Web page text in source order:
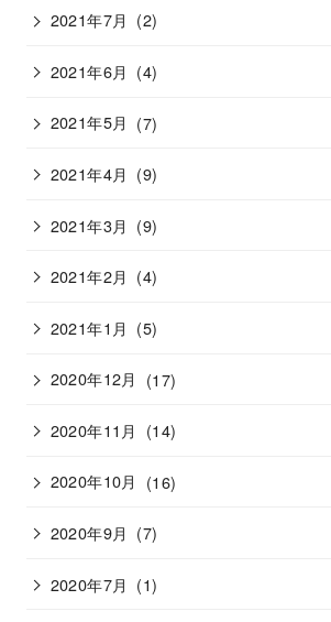
2021年7月 (2)
2021年6月 (4)
2021年5月 (7)
2021年4月 (9)
2021年3月 (9)
2021年2月 (4)
2021年1月 (5)
2020年12月 (17)
2020年11月 (14)
2020年10月 (16)
2020年9月 (7)
2020年7月 (1)